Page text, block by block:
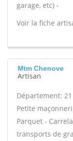
garage, etc) -
Voir la fiche
Mtm Chenove
Artisan
Département: 21
Petite
Parquet -
transports de